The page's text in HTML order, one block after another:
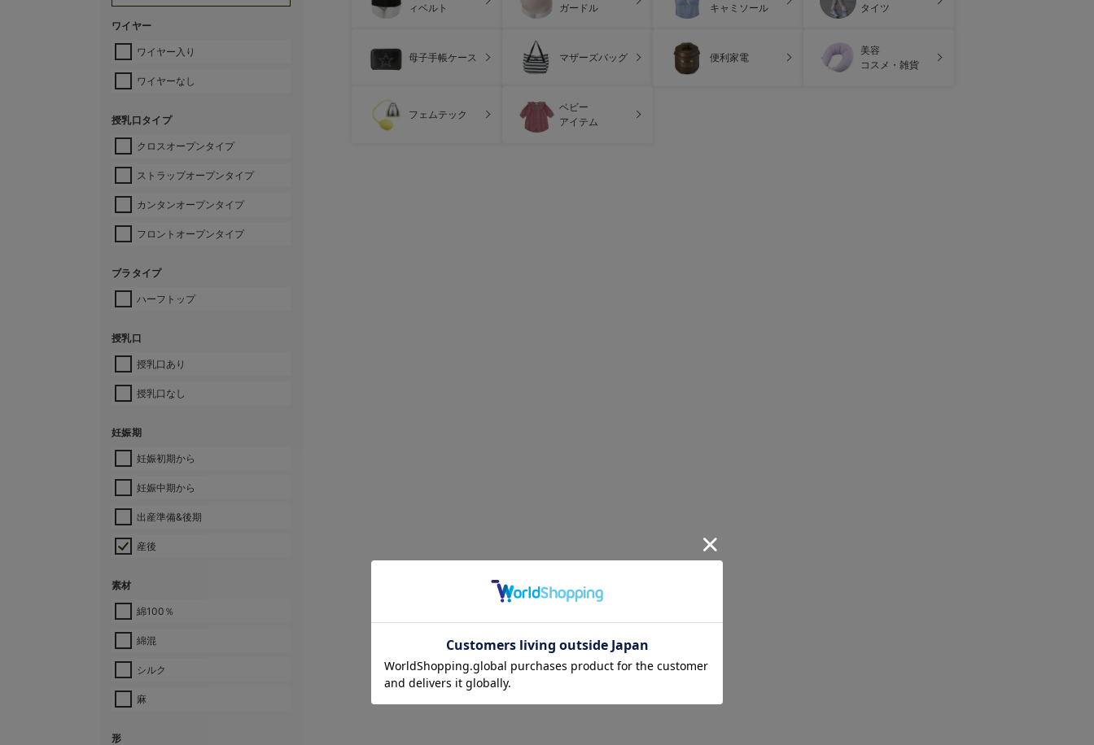
ワイヤー
ワイヤー入り
ワイヤーなし
授乳口タイプ
クロスオープンタイプ
ストラップオープンタイプ
カンタンオープンタイプ
フロントオープンタイプ
ブラタイプ
ハーフトップ
授乳口
授乳口あり
授乳口なし
妊娠期
妊娠初期から
妊娠中期から
出産準備&後期
産後
素材
綿100％
綿混
シルク
麻
形
ィベルト
ガードル
キャミソール
タイツ
母子手帳ケース マザーズバッグ 便利家電
美容
コスメ・雑貨
フェムテック
ベビー
アイテム
お気に入り商品を確認する